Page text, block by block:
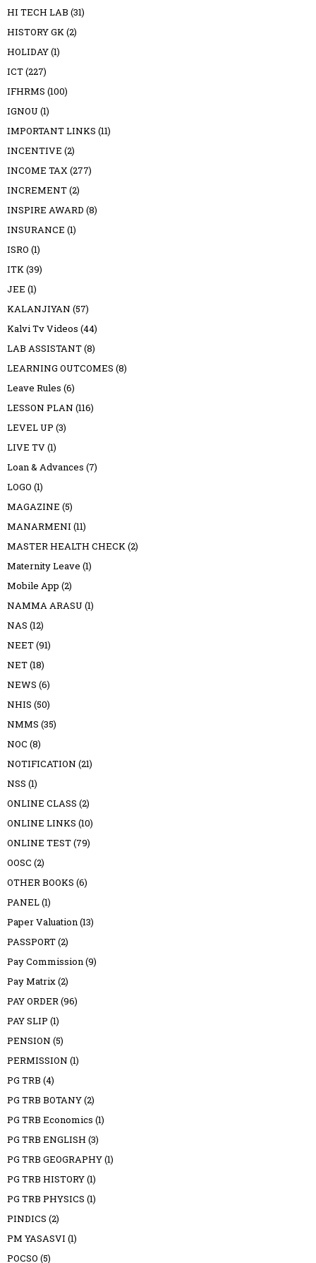
HI TECH LAB (31)
HISTORY GK(2)
HOLIDAY(1)
ICT(227)
IFHRMS (100)
IGNOU (1)
IMPORTANT LINKS (11)
INCENTIVE (2)
INCOME TAX(277)
INCREMENT(2)
INSPIRE AWARD (8)
INSURANCE (1)
ISRO (1)
ITK(39)
JEE (1)
KALANJIYAN (57)
Kalvi Tv Videos (44)
LAB ASSISTANT(8)
LEARNING OUTCOMES (8)
Leave Rules (6)
LESSON PLAN (116)
LEVEL UP (3)
LIVE TV(1)
Loan & Advances (7)
LOGO (1)
MAGAZINE (5)
MANARMENI (11)
MASTER HEALTH CHECK(2)
Maternity Leave (1)
Mobile App (2)
NAMMA ARASU (1)
NAS (12)
NEET(91)
NET(18)
NEWS (6)
NHIS (50)
NMMS (35)
NOC (8)
NOTIFICATION (21)
NSS (1)
ONLINE CLASS (2)
ONLINE LINKS (10)
ONLINE TEST(79)
OOSC (2)
OTHER BOOKS (6)
PANEL(1)
Paper Valuation(13)
PASSPORT(2)
Pay Commission(9)
Pay Matrix(2)
PAY ORDER(96)
PAY SLIP (1)
PENSION (5)
PERMISSION (1)
PG TRB (4)
PG TRB BOTANY(2)
PG TRB Economics (1)
PG TRB ENGLISH (3)
PG TRB GEOGRAPHY(1)
PG TRB HISTORY(1)
PG TRB PHYSICS (1)
PINDICS (2)
PM YASASVI (1)
POCSO (5)